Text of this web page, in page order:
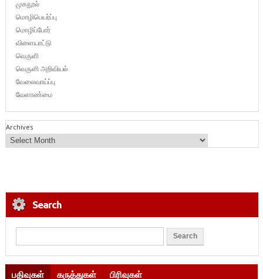
முகநூல்
மொழிபெயர்ப்பு
மொழிப்போர்
விளையாட்டு
வெருளி
வெருளி அறிவியல்
வேலைவாய்ப்பு
வேளாண்மை
Archives
Search
பதிவுகள் கருத்துகள் பிரிவுகள்